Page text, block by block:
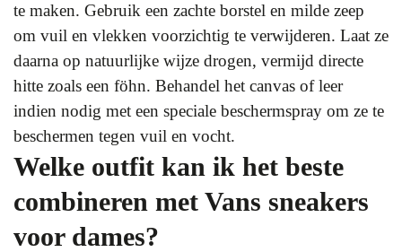
te maken. Gebruik een zachte borstel en milde zeep
om vuil en vlekken voorzichtig te verwijderen. Laat ze
daarna op natuurlijke wijze drogen, vermijd directe
hitte zoals een föhn. Behandel het canvas of leer
indien nodig met een speciale beschermspray om ze te
beschermen tegen vuil en vocht.
Welke outfit kan ik het beste
combineren met Vans sneakers
voor dames?